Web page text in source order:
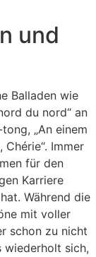
und
Balladen wie
du nord“ an
„An einem
Immer
für den
Karriere
Während die
mit voller
schon zu nicht
wiederholt sich,